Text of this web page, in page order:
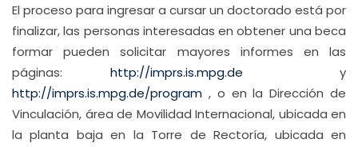
El proceso para ingresar a cursar un doctorado está por
finalizar, las personas interesadas en obtener una beca
formar pueden solicitar mayores informes en las
páginas:http://imprs.is.mpg.de y
http://imprs.is.mpg.de/program , o en la Dirección de
Vinculación, área de Movilidad Internacional, ubicada en
la planta baja en la Torre de Rectoría, ubicada en